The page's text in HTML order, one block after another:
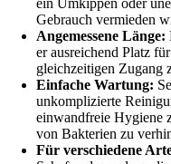
Gebrauch vermieden
Angemessene Länge:
er ausreichend Platz
gleichzeitigen Zugang
Einfache Wartung:
unkomplizierte
einwandfreie Hygiene
von Bakterien zu
Für verschiedene